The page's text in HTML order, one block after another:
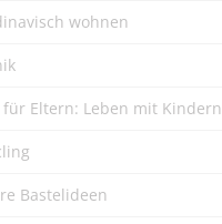
wohnen
Eltern: Leben mit Kindern
Bastelideen